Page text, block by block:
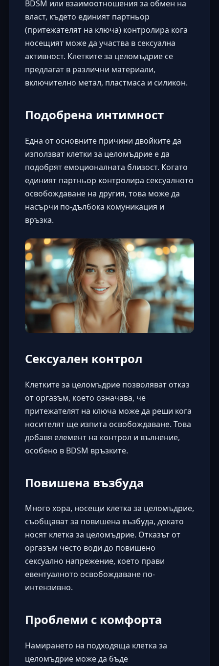
BDSM или взаимоотношения за обмен на
власт, където единият партньор
(притежателят на ключа) контролира кога
носещият може да участва в сексуална
активност. Клетките за целомъдрие се
предлагат в различни материали,
включително метал, пластмаса и силикон.
Подобрена интимност
Една от основните причини двойките да
използват клетки за целомъдрие е да
подобрят емоционалната близост. Когато
единият партньор контролира сексуалното
освобождаване на другия, това може да
насърчи по-дълбока комуникация и
връзка.
Сексуален контрол
Клетките за целомъдрие позволяват отказ
от оргазъм, което означава, че
притежателят на ключа може да реши кога
носителят ще изпита освобождаване. Това
добавя елемент на контрол и вълнение,
особено в BDSM връзките.
Повишена възбуда
Много хора, носещи клетка за целомъдрие,
съобщават за повишена възбуда, докато
носят клетка за целомъдрие. Отказът от
оргазъм често води до повишено
сексуално напрежение, което прави
евентуалното освобождаване по-
интензивно.
Проблеми с комфорта
Намирането на подходяща клетка за
целомъдрие може да бъде